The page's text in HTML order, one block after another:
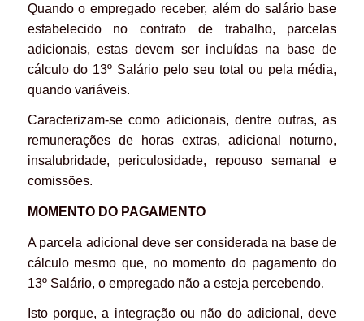
Quando o empregado receber, além do salário base
estabelecido no contrato de trabalho, parcelas
adicionais, estas devem ser incluídas na base de
cálculo do 13º Salário pelo seu total ou pela média,
quando variáveis.
Caracterizam-se como adicionais, dentre outras, as
remunerações de horas extras, adicional noturno,
insalubridade, periculosidade, repouso semanal e
comissões.
MOMENTO DO PAGAMENTO
A parcela adicional deve ser considerada na base de
cálculo mesmo que, no momento do pagamento do
13º Salário, o empregado não a esteja percebendo.
Isto porque, a integração ou não do adicional, deve